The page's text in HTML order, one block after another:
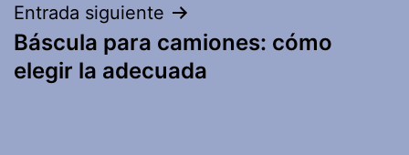
Entrada siguiente
Báscula para camiones: cómo
elegir la adecuada